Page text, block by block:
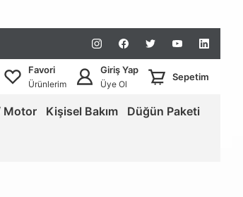
Favori
Ürünlerim
Giriş Yap
Üye Ol
Sepetim
Motor Kişisel Bakım Düğün Paketi